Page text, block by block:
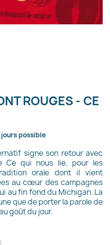
ROUGES - CE
jours possible
signe son retour avec
Ce qui nous lie, pour les
orale dont il vient
au cœur des campagnes
au fin fond du Michigan. La
que de porter la parole de
goût du jour.